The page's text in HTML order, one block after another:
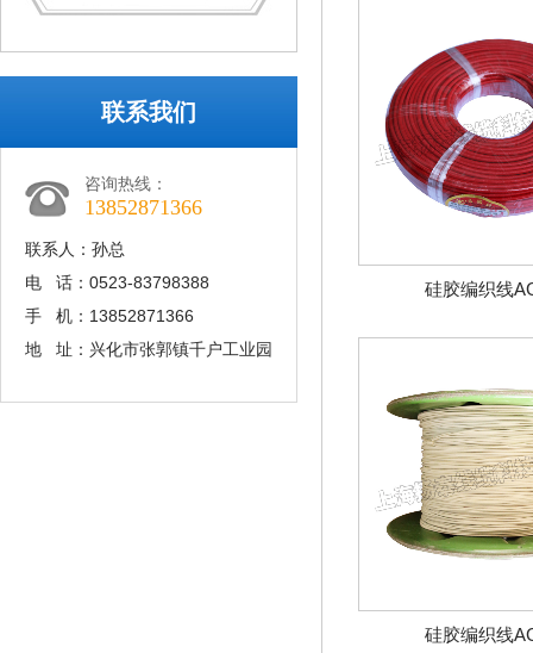
联系我们
咨询热线：
13852871366
联系人：孙总
电 话：0523-83798388
手 机：13852871366
地 址：兴化市张郭镇千户工业园
硅胶编织线
硅胶编织线